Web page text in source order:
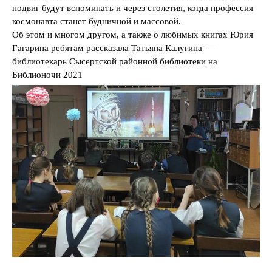
подвиг будут вспоминать и через столетия, когда профессия
космонавта станет будничной и массовой.
Об этом и многом другом, а также о любимых книгах Юрия
Гагарина ребятам рассказала Татьяна Калугина —
библиотекарь Сысертской районной библиотеки на
Библионочи 2021